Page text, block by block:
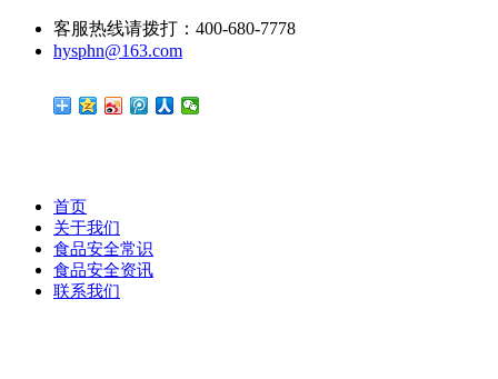
客服热线请拨打：400-680-7778
hysphn@163.com
首页
关于我们
食品安全常识
食品安全资讯
联系我们